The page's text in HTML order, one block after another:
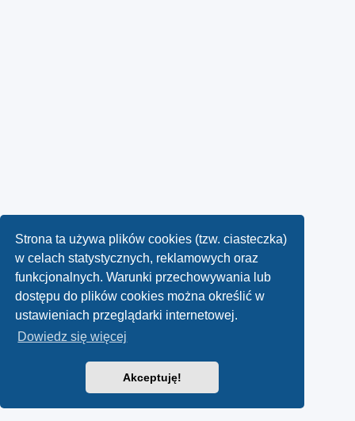
Strona ta używa plików cookies (tzw. ciasteczka)
w celach statystycznych, reklamowych oraz
funkcjonalnych. Warunki przechowywania lub
dostępu do plików cookies można określić w
ustawieniach przeglądarki internetowej.
Dowiedz się więcej
Akceptuję!